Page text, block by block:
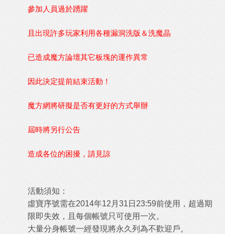
參加人員過於踴躍
且出現許多玩家利用各種漏洞洗版＆洗魔晶
已造成魔方論壇其它板塊的運作異常
因此決定提前結束活動！
魔方網將研擬是否有更好的方式舉辦
屆時將另行公告
造成各位的困擾，請見諒
活動須知：
虛寶序號需在2014年12月31日23:59前使用，超過期
限即失效，且每個帳號只可使用一次。
大量分身帳號一經發現將永久列為不歡迎戶。